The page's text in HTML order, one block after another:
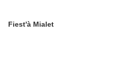
Fiest'à Mialet